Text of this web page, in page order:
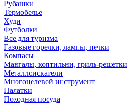
Рубашки
Термобелье
Худи
Футболки
Все для туризма
Газовые горелки, лампы, печки
Компасы
Мангалы, коптильни, гриль-решетки
Металлоискатели
Многоцелевой инструмент
Палатки
Походная посуда